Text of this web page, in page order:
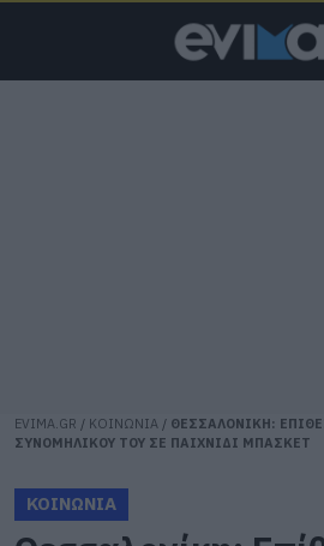
EVIMA.GR / ΚΟΙΝΩΝΙΑ / ΘΕΣΣΑΛΟΝΙΚΗ:
ΣΥΝΟΜΗΛΙΚΟΥ ΤΟΥ ΣΕ ΠΑΙΧΝΙΔΙ ΜΠΑΣΚΕΤ
ΚΟΙΝΩΝΙΑ